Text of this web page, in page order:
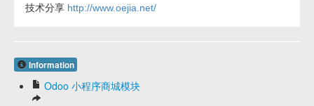
技术分享 http://www.oejia.net/
Information
Odoo 小程序商城模块